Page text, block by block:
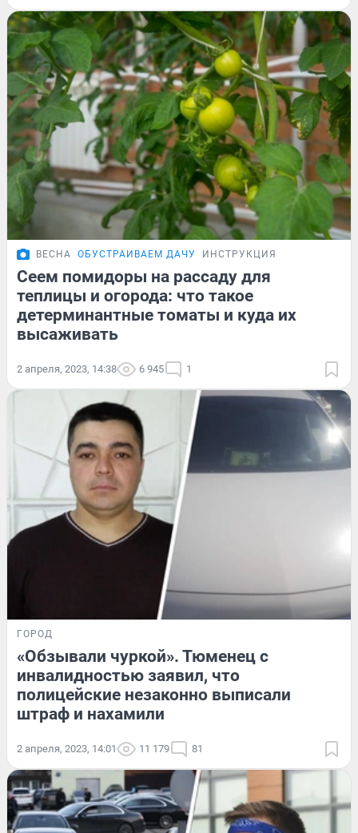
ВЕСНА ОБУСТРАИВАЕМ ДАЧУ ИНСТРУКЦИЯ
Сеем помидоры на рассаду для
теплицы и огорода: что такое
детерминантные томаты и куда их
высаживать
2 апреля, 2023, 14:38 6 945 1
ГОРОД
«Обзывали чуркой». Тюменец с
инвалидностью заявил, что
полицейские незаконно выписали
штраф и нахамили
2 апреля, 2023, 14:01 11 179 81